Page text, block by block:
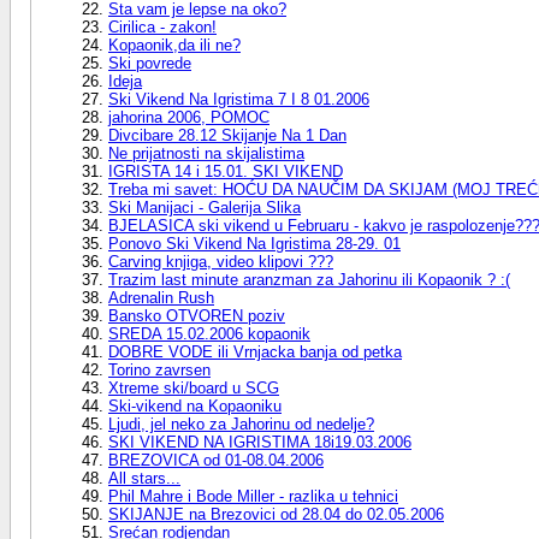
Sta vam je lepse na oko?
Cirilica - zakon!
Kopaonik,da ili ne?
Ski povrede
Ideja
Ski Vikend Na Igristima 7 I 8 01.2006
jahorina 2006, POMOC
Divcibare 28.12 Skijanje Na 1 Dan
Ne prijatnosti na skijalistima
IGRISTA 14 i 15.01. SKI VIKEND
Treba mi savet: HOĆU DA NAUČIM DA SKIJAM (MOJ
Ski Manijaci - Galerija Slika
BJELASICA ski vikend u Februaru - kakvo je raspolozenje???
Ponovo Ski Vikend Na Igristima 28-29. 01
Carving knjiga, video klipovi ???
Trazim last minute aranzman za Jahorinu ili Kopaonik ? :(
Adrenalin Rush
Bansko OTVOREN poziv
SREDA 15.02.2006 kopaonik
DOBRE VODE ili Vrnjacka banja od petka
Torino zavrsen
Xtreme ski/board u SCG
Ski-vikend na Kopaoniku
Ljudi, jel neko za Jahorinu od nedelje?
SKI VIKEND NA IGRISTIMA 18i19.03.2006
BREZOVICA od 01-08.04.2006
All stars...
Phil Mahre i Bode Miller - razlika u tehnici
SKIJANJE na Brezovici od 28.04 do 02.05.2006
Srećan rodjendan